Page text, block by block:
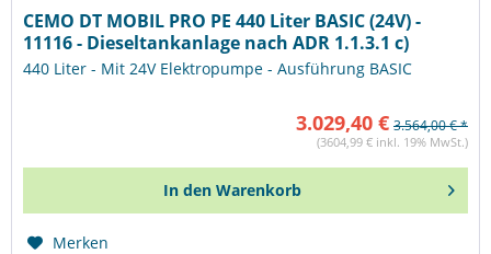
CEMO DT MOBIL PRO PE 440 Liter BASIC (24V) -
11116 - Dieseltankanlage nach ADR 1.1.3.1 c)
440 Liter - Mit 24V Elektropumpe - Ausführung BASIC
3.029,40 € 3.564,00 € *
(3604,99 € inkl. 19% MwSt.)
In den Warenkorb
Merken